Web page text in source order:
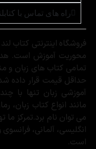
راه های تماس با
فروشگاه اینترنتی کتاب
محوریت آموزش است.
تمامی کتاب های زبان و
حداقل قیمت قرار داده
آموزشی زبان تنها با
مانند انواع کتاب زبان،
می توان نام برد.تمرکز
انگلیسی، آلمانی،
است.